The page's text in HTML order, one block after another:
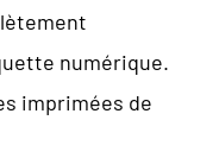
numérique.
imprimées de